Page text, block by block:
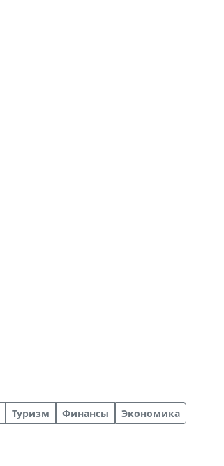
Туризм Финансы
Экономика